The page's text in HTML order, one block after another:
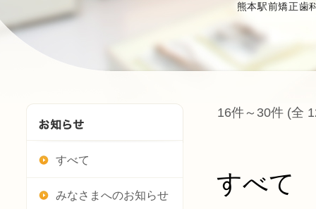
熊本駅前矯正歯
すべて
みなさまへのお知らせ
16件～30件 (
すべて